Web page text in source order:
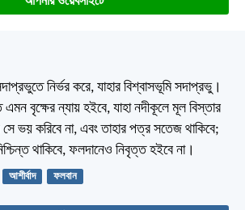
নির্ভর করে, যাহার বিশ্বাসভূমি সদাপ্রভু।
বৃক্ষের ন্যায় হইবে, যাহা নদীকূলে মূল বিস্তার
ভয় করিবে না, এবং তাহার পত্র সতেজ থাকিবে;
থাকিবে, ফলদানেও নিবৃত্ত হইবে না।
আশীর্বাদ ফলবান